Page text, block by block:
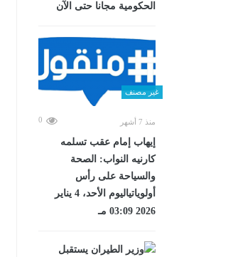
الحكومية مجانا حتى الآن
غير مصنف
منذ 7 أشهر 0
إيهاب إمام عقب تسلمه
كارنيه النواب: الصحة
والسياحة على رأس
أولوياتياليوم الأحد، 4 يناير
2026 03:09 مـ